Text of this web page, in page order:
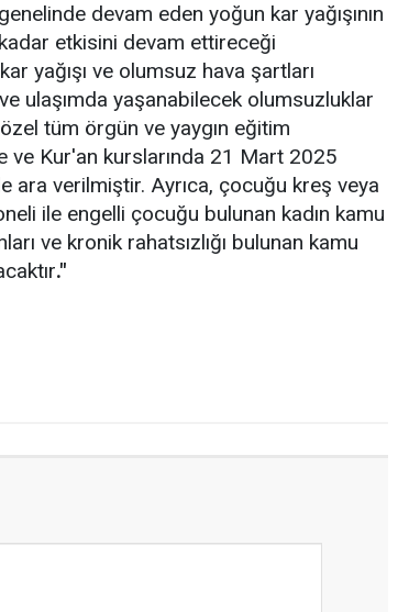
devam eden yoğun kar yağışının
etkisini devam ettireceği
yağışı ve olumsuz hava şartları
ulaşımda yaşanabilecek olumsuzluklar
tüm örgün ve yaygın eğitim
ve Kur'an kurslarında 21 Mart 2025
verilmiştir. Ayrıca, çocuğu kreş veya
ile engelli çocuğu bulunan kadın kamu
ve kronik rahatsızlığı bulunan kamu
."